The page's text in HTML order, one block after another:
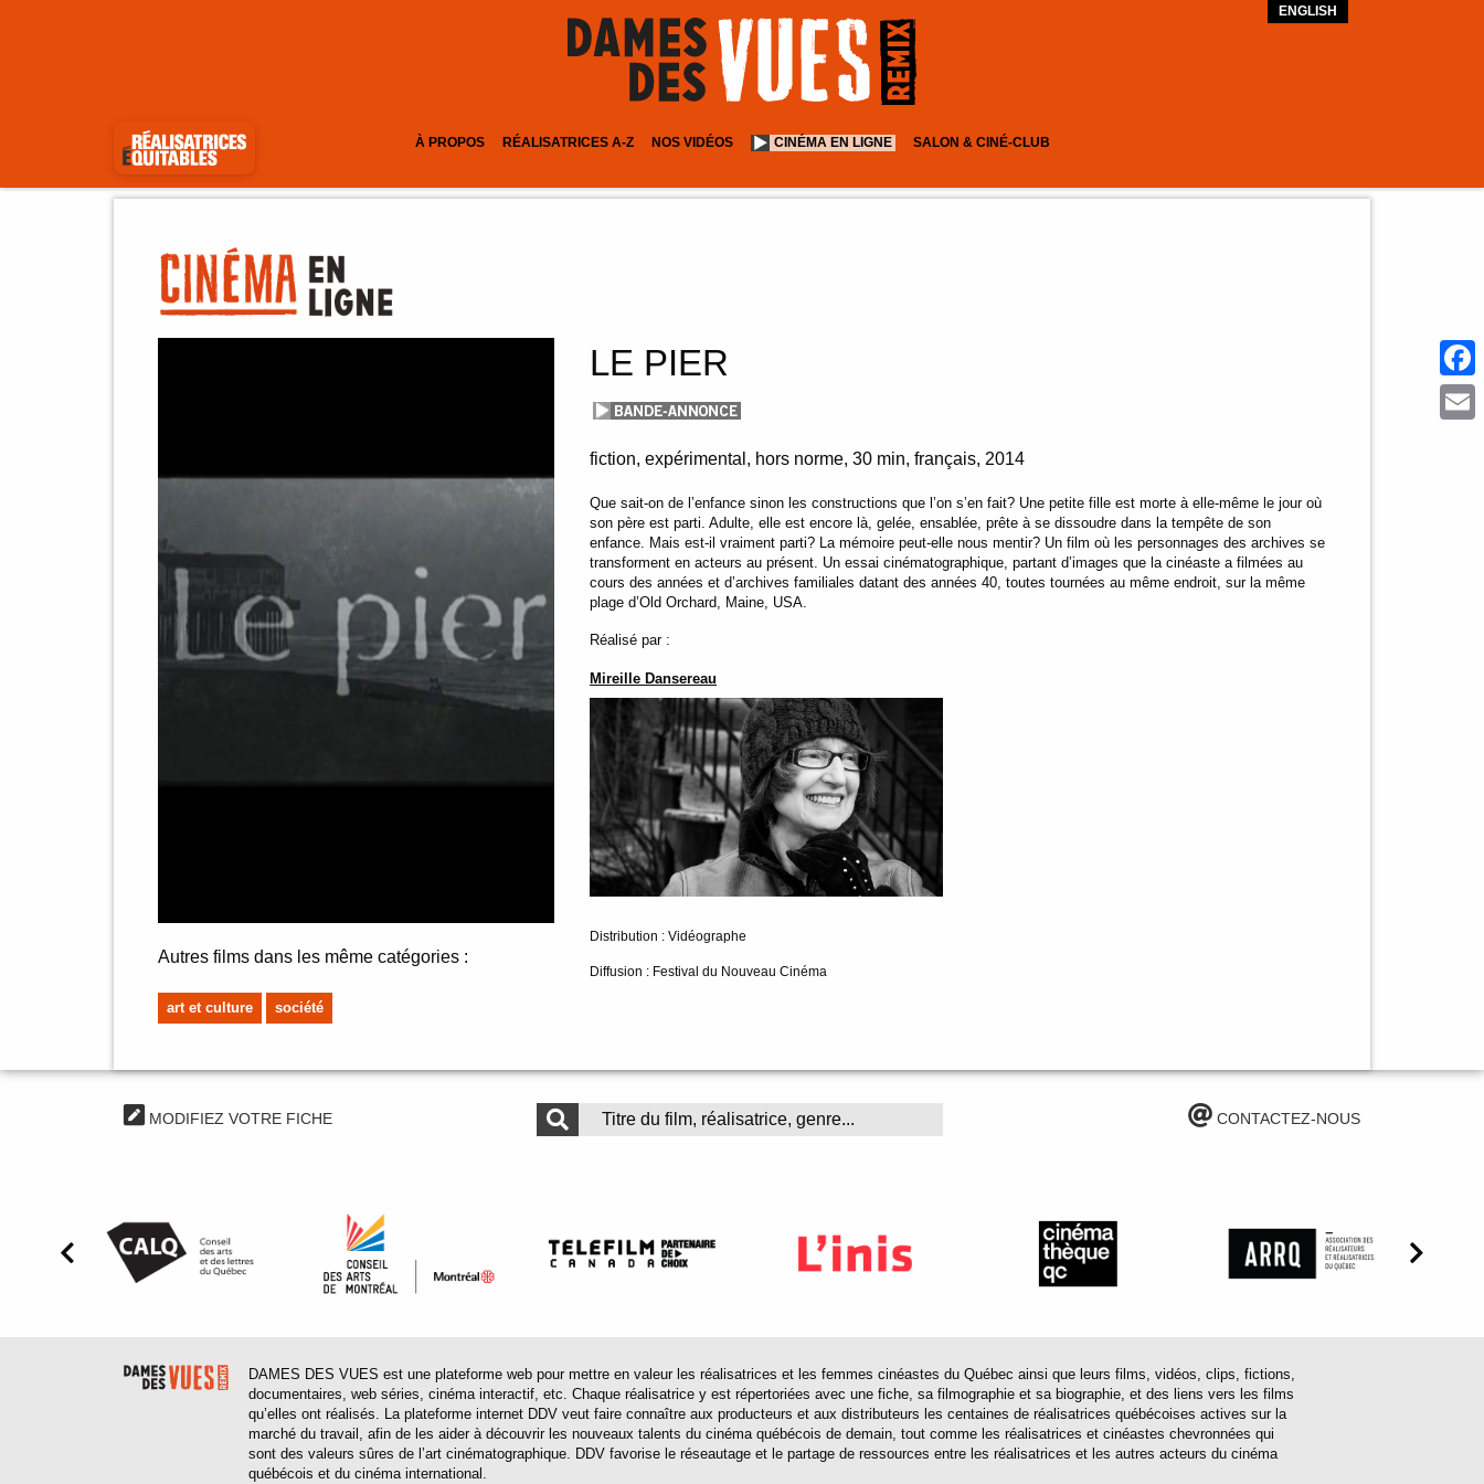
ENGLISH
À PROPOS RÉALISATRICES A-Z NOS VIDÉOS CINÉMA EN LIGNE SALON & CINÉ-CLUB
Autres films dans les même catégories :
art et culture société
LE PIER
fiction, expérimental hors norme 30 min français 2014
Que sait-on de l’enfance sinon les constructions que l’on s’en fait? Une petite fille est morte à elle-même le jour où
son père est parti. Adulte, elle est encore là, gelée, ensablée, prête à se dissoudre dans la tempête de son
enfance. Mais est-il vraiment parti? La mémoire peut-elle nous mentir? Un film où les personnages des archives se
transforment en acteurs au présent. Un essai cinématographique, partant d’images que la cinéaste a filmées au
cours des années et d’archives familiales datant des années 40, toutes tournées au même endroit, sur la même
plage d’Old Orchard, Maine, USA.
Réalisé par :
Mireille Dansereau
Distribution : Vidéographe
Diffusion : Festival du Nouveau Cinéma
MODIFIEZ VOTRE FICHE CONTACTEZ-NOUS
DAMES DES VUES est une plateforme web pour mettre en valeur les réalisatrices et les femmes cinéastes du Québec ainsi que leurs films, vidéos, clips, fictions,
documentaires, web séries, cinéma interactif, etc. Chaque réalisatrice y est répertoriées avec une fiche, sa filmographie et sa biographie, et des liens vers les films
qu’elles ont réalisés. La plateforme internet DDV veut faire connaître aux producteurs et aux distributeurs les centaines de réalisatrices québécoises actives sur la
marché du travail, afin de les aider à découvrir les nouveaux talents du cinéma québécois de demain, tout comme les réalisatrices et cinéastes chevronnées qui
sont des valeurs sûres de l’art cinématographique. DDV favorise le réseautage et le partage de ressources entre les réalisatrices et les autres acteurs du cinéma
québécois et du cinéma international.